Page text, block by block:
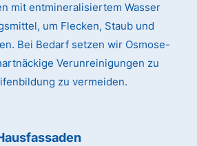
mit entmineralisiertem Wasser
um Flecken, Staub und
Bei Bedarf setzen wir Osmose-
Verunreinigungen zu
zu vermeiden.